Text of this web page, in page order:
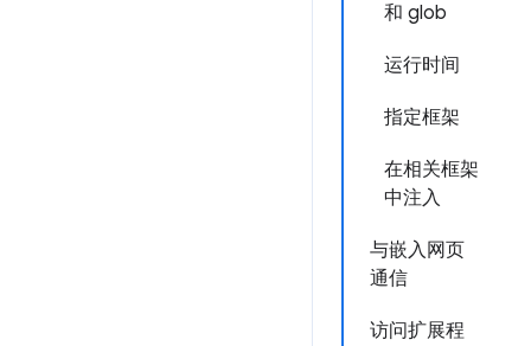
和 glob
运行时间
指定框架
在相关框架
中注入
与嵌入网页
通信
访问扩展程